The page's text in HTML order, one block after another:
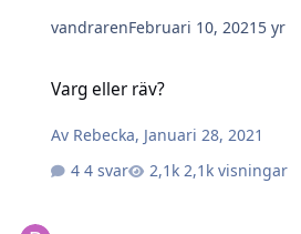
vandrarenFebruari 10, 2021 5 yr
Varg eller räv?
Av Rebecka, Januari 28, 2021
4 svar
2,1k visningar